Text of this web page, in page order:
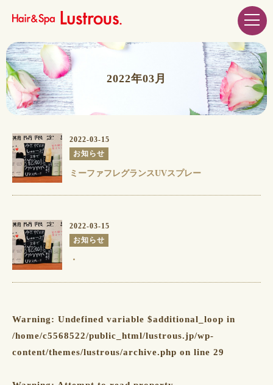
2022年03月
2022-03-15
お知らせ
ミーファフレグランスUVスプレー
2022-03-15
お知らせ
・
Warning: Undefined variable $additional_loop in
/home/c5568522/public_html/lustrous.jp/wp-
content/themes/lustrous/archive.php on line 29